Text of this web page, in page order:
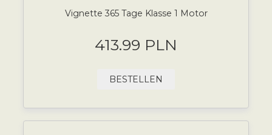
Vignette 365 Tage Klasse 1 Motor
413.99 PLN
BESTELLEN